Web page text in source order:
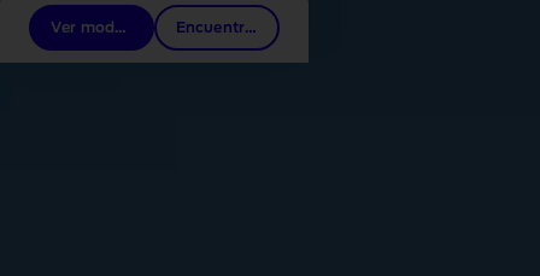
Ver modelos Encuentra un concesionario Ford